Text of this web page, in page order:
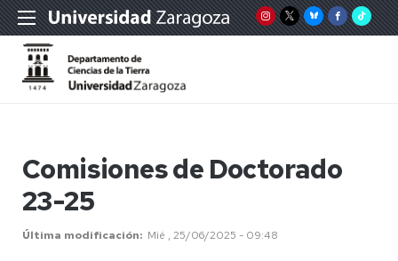
Comisiones de Doctorado
23-25
Última modificación Mié , 25/06/2025 - 09:48